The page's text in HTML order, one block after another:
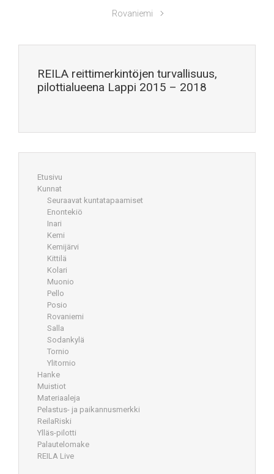
Rovaniemi
REILA reittimerkintöjen turvallisuus,
pilottialueena Lappi 2015 – 2018
Etusivu
Kunnat
Seuraavat kuntatapaamiset
Enontekiö
Inari
Kemi
Kemijärvi
Kittilä
Kolari
Muonio
Pello
Posio
Rovaniemi
Salla
Sodankylä
Tornio
Ylitornio
Hanke
Muistiot
Materiaaleja
Pelastus- ja paikannusmerkki
ReilaRiski
Ylläs-pilotti
Palautelomake
REILA Live